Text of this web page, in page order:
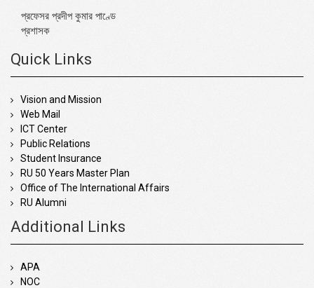
প্রফেসর প্রদীপ কুমার পাণ্ডে
প্রশাসক
Quick Links
Vision and Mission
Web Mail
ICT Center
Public Relations
Student Insurance
RU 50 Years Master Plan
Office of The International Affairs
RU Alumni
Additional Links
APA
NOC